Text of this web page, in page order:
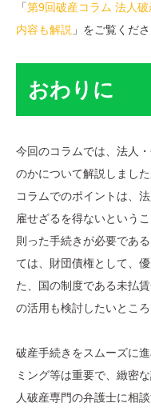
「第9回破産コラム 法人
内容も解説 」をご覧くださ
おわりに
今回のコラムでは、法人
のかについて解説しまし
コラムでのポイントは、
雇せざるを得ないという
則った手続きが必要であ
ては、財団債権として、
た、国の制度である未払
の活用も検討したいところ
破産手続きをスムーズに
ミング等は重要で、緻密
人破産専門の弁護士に相